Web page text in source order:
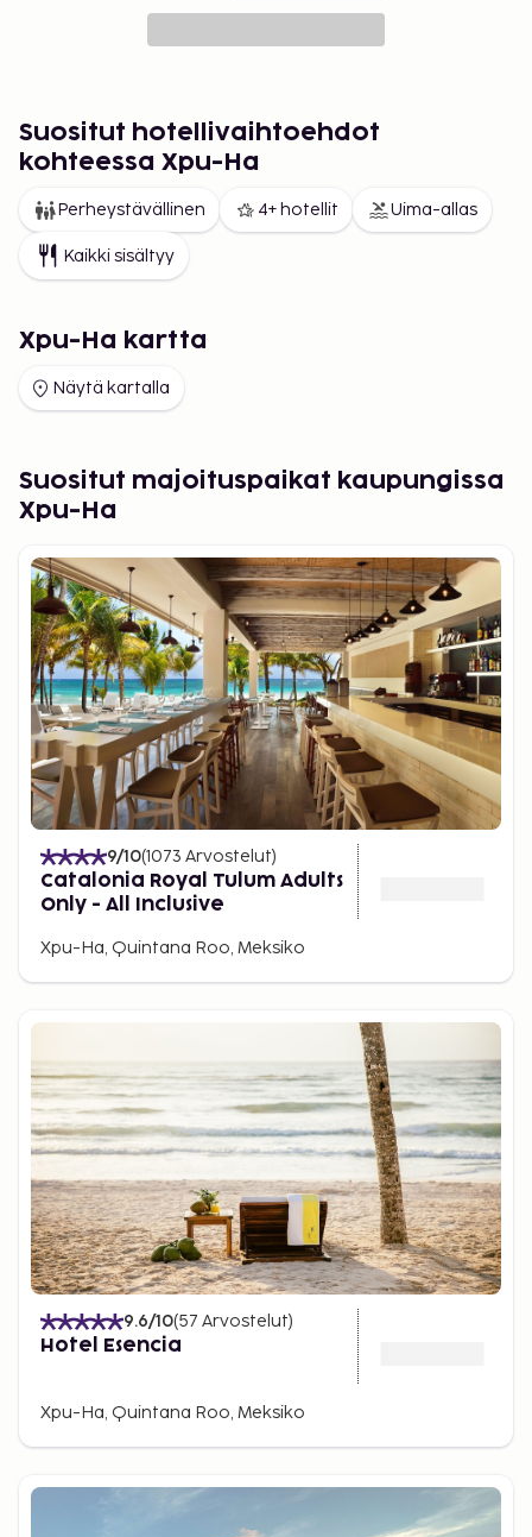
Suositut hotellivaihtoehdot
kohteessa Xpu-Ha
Perheystävällinen 4+ hotellit Uima-allas
Kaikki sisältyy
Xpu-Ha kartta
Näytä kartalla
Suositut majoituspaikat kaupungissa
Xpu-Ha
9/10(1073 Arvostelut)
Catalonia Royal Tulum Adults
Only - All Inclusive
Xpu-Ha, Quintana Roo, Meksiko
9.6/10(57 Arvostelut)
Hotel Esencia
Xpu-Ha, Quintana Roo, Meksiko